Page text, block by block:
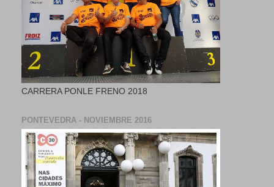
CARRERA PONLE FRENO 2018
PONTEVEDRA - NOVIEMBRE 2016